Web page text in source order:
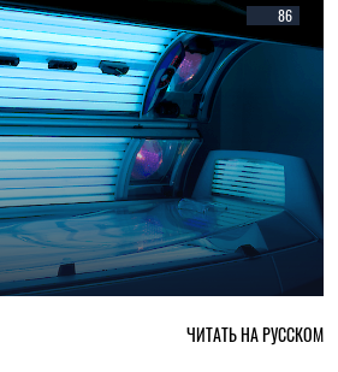
86
ЧИТАТЬ НА РУССКОМ